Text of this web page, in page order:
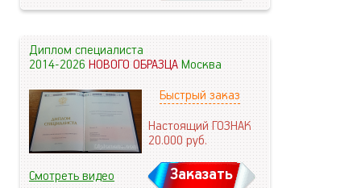
Диплом специалиста
2014-2026НОВОГО ОБРАЗЦАМосква
Быстрый заказ
Настоящий ГОЗНАК
20.000руб.
Смотреть видео Заказать